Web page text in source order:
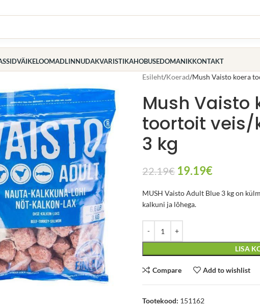
VÄIKELOOMADLINNUDAKVARISTIKAHOBUSEDOMANIKKONTAKT
Esileht Koerad Mush Vaisto koera
Mush Vaisto
toortoit
3 kg
22.19€ 19.19€
MUSH Vaisto Adult Blue 3 kg on
kalkuni ja lõhega.
LISA
Compare Add to wishlist
Tootekood: 151162